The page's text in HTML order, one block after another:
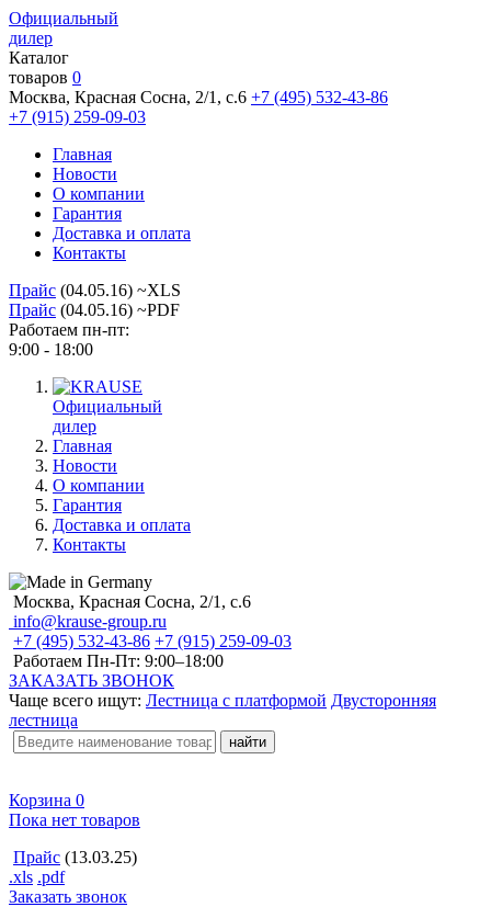
Официальный
дилер
Каталог
товаров 0
Москва, Красная Сосна, 2/1, с.6 +7 (495) 532-43-86
+7 (915) 259-09-03
Главная
Новости
О компании
Гарантия
Доставка и оплата
Контакты
Прайс (04.05.16) ~XLS
Прайс (04.05.16) ~PDF
Работаем пн-пт:
9:00 - 18:00
Официальный
дилер
Главная
Новости
О компании
Гарантия
Доставка и оплата
Контакты
Москва, Красная Сосна, 2/1, с.6
info@krause-group.ru
+7 (495) 532-43-86 +7 (915) 259-09-03
Работаем Пн-Пт: 9:00–18:00
ЗАКАЗАТЬ ЗВОНОК
Чаще всего ищут: Лестница с платформой Двусторонняя
лестница
Корзина 0
Пока нет товаров
Прайс (13.03.25)
.xls .pdf
Заказать звонок